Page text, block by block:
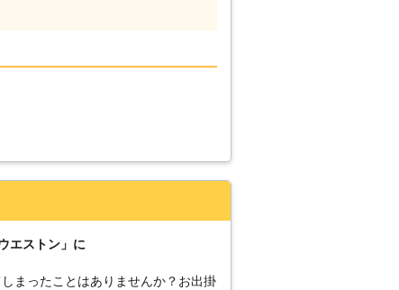
エストン」に
まったことはありませんか？お出掛